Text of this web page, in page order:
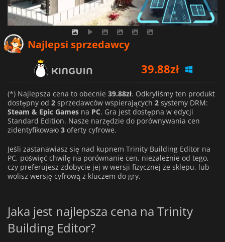
Najlepsi sprzedawcy
39.88zł
138.99
zł
(*) Najlepsza cena to obecnie 39.88zł. Odkryliśmy ten produkt
dostępny od 2 sprzedawców wspierających 2 systemy DRM:
Steam & Epic Games na PC. Gra jest dostępna w edycji
Standard Edition. Nasze narzędzie do porównywania cen
zidentyfikowało 3 oferty cyfrowe.
Jeśli zastanawiasz się nad kupnem Trinity Building Editor na
PC, poświęć chwilę na porównanie cen, niezależnie od tego,
czy preferujesz zdobycie jej w wersji fizycznej ze sklepu, lub
wolisz wersję cyfrową z kluczem do gry.
Jaka jest najlepsza cena na Trinity
Building Editor?